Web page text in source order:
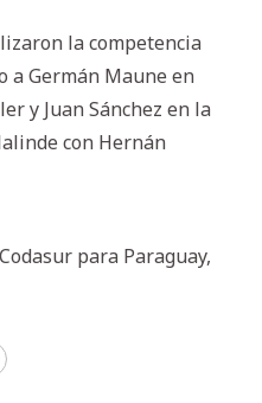
la competencia
a Germán Maune en
y Juan Sánchez en la
con Hernán
para Paraguay,